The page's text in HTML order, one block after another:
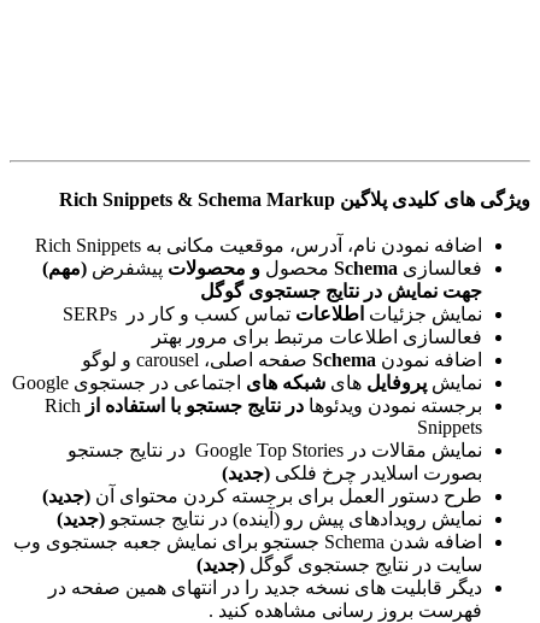
ویژگی های کلیدی پلاگین Rich Snippets & Schema Markup
اضافه نمودن نام، آدرس، موقعیت مکانی به Rich Snippets
فعالسازی Schema محصول و محصولات پیشفرض (مهم)
جهت نمایش در نتایج جستجوی گوگل
نمایش جزئیات اطلاعات تماس کسب و کار در SERPs
فعالسازی اطلاعات مرتبط برای مرور بهتر
اضافه نمودن Schema صفحه اصلی، carousel و لوگو
نمایش پروفایل های شبکه های اجتماعی در جستجوی Google
برجسته نمودن ویدئوها در نتایج جستجو با استفاده از Rich
Snippets
نمایش مقالات در Google Top Stories در نتایج جستجو
بصورت اسلایدر چرخ فلکی (جدید)
طرح دستور العمل برای برجسته کردن محتوای آن (جدید)
نمایش رویدادهای پیش رو (آینده) در نتایج جستجو (جدید)
اضافه شدن Schema جستجو برای نمایش جعبه جستجوی وب
سایت در نتایج جستجوی گوگل (جدید)
دیگر قابلیت های نسخه جدید را در انتهای همین صفحه در
فهرست بروز رسانی مشاهده کنید .